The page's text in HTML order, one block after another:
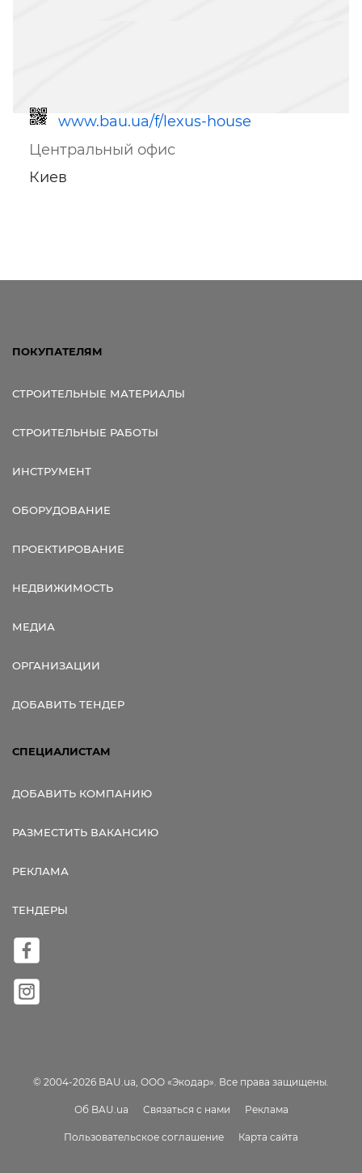
www.bau.ua/f/lexus-house
Центральный офис
Киев
ПОКУПАТЕЛЯМ
СТРОИТЕЛЬНЫЕ МАТЕРИАЛЫ
СТРОИТЕЛЬНЫЕ РАБОТЫ
ИНСТРУМЕНТ
ОБОРУДОВАНИЕ
ПРОЕКТИРОВАНИЕ
НЕДВИЖИМОСТЬ
МЕДИА
ОРГАНИЗАЦИИ
ДОБАВИТЬ ТЕНДЕР
СПЕЦИАЛИСТАМ
ДОБАВИТЬ КОМПАНИЮ
РАЗМЕСТИТЬ ВАКАНСИЮ
РЕКЛАМА
ТЕНДЕРЫ
© 2004-2026 BAU.ua, ООО «Экодар». Все права защищены.
Об BAU.ua Связаться с нами Реклама
Пользовательское соглашение Карта сайта